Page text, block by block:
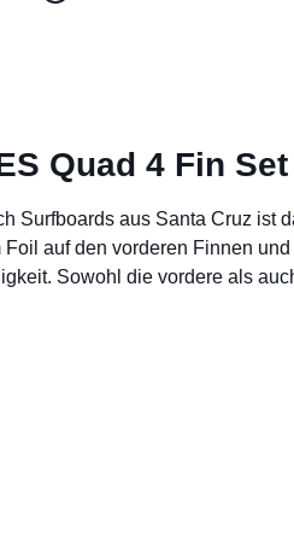
Quad 4 Fin
Surfboards aus Santa Cruz
auf den vorderen Finnen
Sowohl die vordere als